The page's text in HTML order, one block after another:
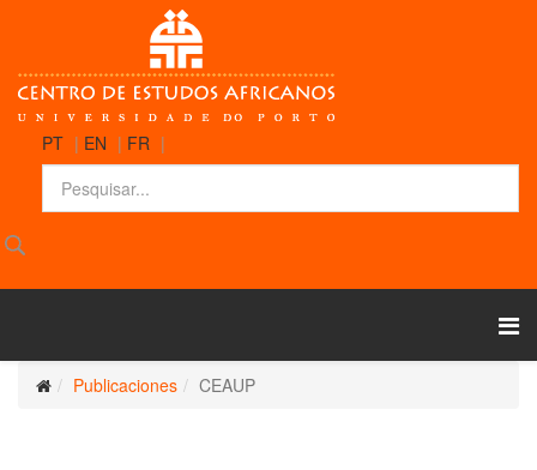
PT | EN | FR |
Publicaciones CEAUP